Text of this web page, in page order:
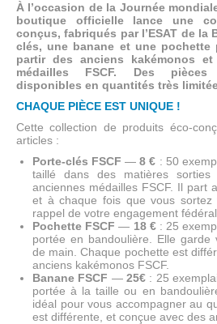
À l’occasion de la Journée
boutique officielle lance une
conçus, fabriqués par l’ESAT de la
clés, une banane et une
partir des anciens kakémonos
médailles FSCF. Des pièces
disponibles en quantités très
CHAQUE PIÈCE EST UNIQUE !
Cette collection de produits éco-
articles :
Porte-clés FSCF —8 € : 50
taillé dans des matières
anciennes médailles FSCF. Il part
et à chaque fois que vous
rappel de votre engagement fédéral.
Pochette FSCF — 18 €: 25
portée en bandoulière. Elle garde
de main. Chaque pochette est
anciens kakémonos FSCF.
Banane FSCF —25€ : 25
portée à la taille ou en
idéal pour vous accompagner au
est différente, et conçue avec des